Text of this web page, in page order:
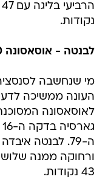
נקודות.
לבנטה - אוסאסונה 2:0
מי שנחשבה
לאוסאסונה
ה-79. לבנטה
ורחוקה ממנה שלוש
43 נקודות.